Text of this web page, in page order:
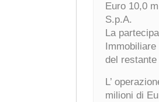
Euro 10,0
S.p.A.
La
del
L’
milioni di